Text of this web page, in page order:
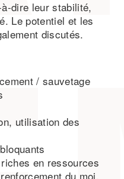
dire leur stabilité,
Le potentiel et les
discutés.
/ sauvetage
utilisation des
en ressources
du moi,